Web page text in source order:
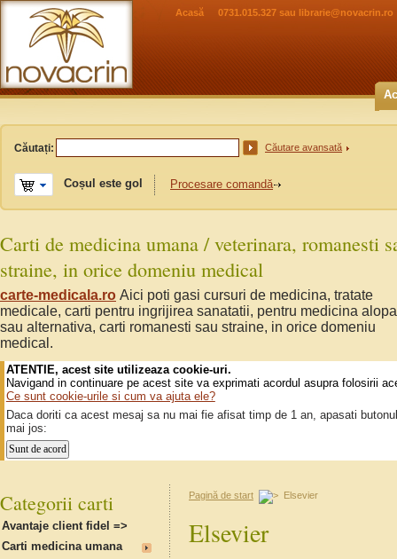
Acasă 0731.015.327 sau librarie@novacrin.ro
Căutați: Căutare avansată
Coșul este gol Procesare comandă
Carti de medicina umana / veterinara, romanesti
straine, in orice domeniu medical
carte-medicala.ro Aici poti gasi cursuri de medicina, tratate
medicale, carti pentru ingrijirea sanatatii, pentru medicina
sau alternativa, carti romanesti sau straine, in orice domeniu
medical.
ATENTIE, acest site utilizeaza cookie-uri.
Navigand in continuare pe acest site va exprimati acordul asupra folosirii
Ce sunt cookie-urile si cum va ajuta ele?
Daca doriti ca acest mesaj sa nu mai fie afisat timp de 1 an, apasati
mai jos:
Pagină de start Elsevier
Elsevier
Categorii carti
Avantaje client fidel =>
Carti medicina umana